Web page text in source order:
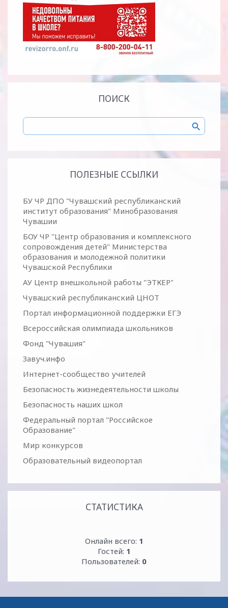
ПОИСК
ПОЛЕЗНЫЕ ССЫЛКИ
БУ ЧР ДПО "Чувашский республиканский
институт образования" Минобразования
Чувашии
БОУ ЧР "Центр образования и комплексного
сопровождения детей" Министерства
образования и молодежной политики
Чувашской Республики
АУ Центр внешкольной работы "ЭТКЕР"
Чувашский республиканский ЦНОТ
Портал информационной поддержки ЕГЭ
Всероссийская олимпиада школьников
Фонд "Чувашия"
Завуч.инфо
Интернет-сообщество учителей
Безопасность жизнедеятельности школы
Безопасность наших школ
Федеральный портал "Российское
Образование"
Мир конкурсов
Образовательный видеопортал
СТАТИСТИКА
Онлайн всего: 1
Гостей: 1
Пользователей: 0